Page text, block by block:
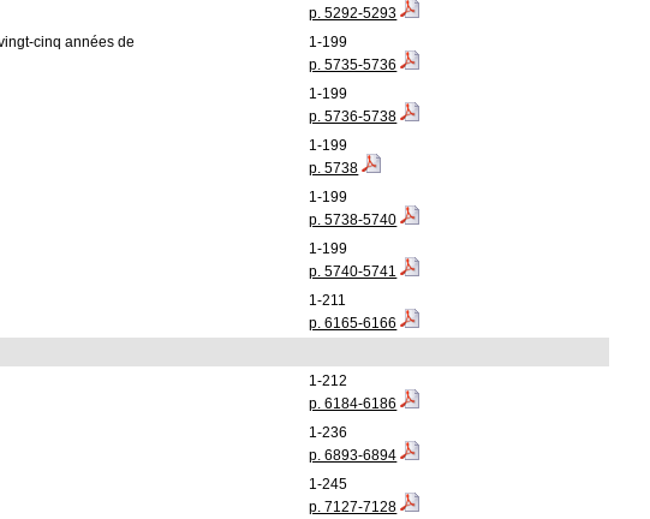
p. 5292-5293
cinq années de
1-199
p. 5735-5736
1-199
p. 5736-5738
1-199
p. 5738
1-199
p. 5738-5740
1-199
p. 5740-5741
1-211
p. 6165-6166
1-212
p. 6184-6186
1-236
p. 6893-6894
1-245
p. 7127-7128